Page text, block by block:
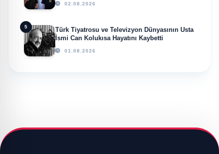
02.08.2026
5
Türk Tiyatrosu ve Televizyon Dünyasının Usta
İsmi Can Kolukısa Hayatını Kaybetti
01.08.2026